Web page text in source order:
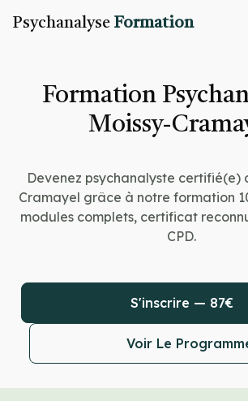
Psychanalyse Formation
Formation
Moissy-
Devenez psychanalyste certifié(e)
Cramayel grâce à notre formation
modules complets, certificat
CPD.
S'inscrire — 87€
Voir Le